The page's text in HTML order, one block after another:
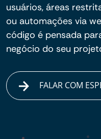
usuários, áreas
ou automações via
código é pensada
negócio do seu
FALAR COM